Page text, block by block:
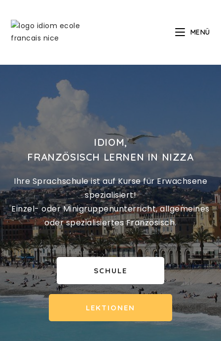
MENÜ
IDIOM,
FRANZÖSISCH LERNEN IN NIZZA
Ihre Sprachschule ist auf Kurse für Erwachsene
spezialisiert!
Einzel- oder Minigruppenunterricht, allgemeines
oder spezialisiertes Französisch.
SCHULE
LEKTIONEN